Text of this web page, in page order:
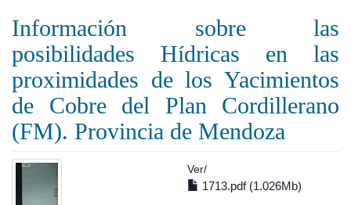
Información sobre las
posibilidades Hídricas en las
proximidades de los Yacimientos
de Cobre del Plan Cordillerano
(FM). Provincia de Mendoza
Ver/
1713.pdf (1.026Mb)